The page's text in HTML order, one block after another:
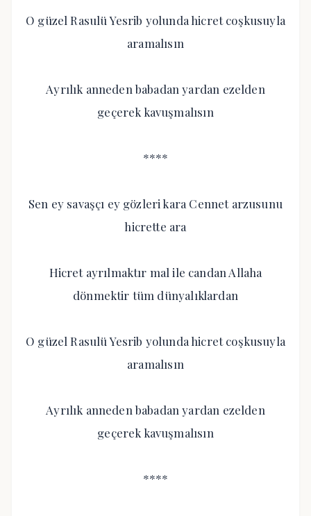
O güzel Rasulü Yesrib yolunda hicret coşkusuyla
aramalısın
Ayrılık anneden babadan yardan ezelden
geçerek kavuşmalısın
****
Sen ey savaşçı ey gözleri kara Cennet arzusunu
hicrette ara
Hicret ayrılmaktır mal ile candan Allaha
dönmektir tüm dünyalıklardan
O güzel Rasulü Yesrib yolunda hicret coşkusuyla
aramalısın
Ayrılık anneden babadan yardan ezelden
geçerek kavuşmalısın
****